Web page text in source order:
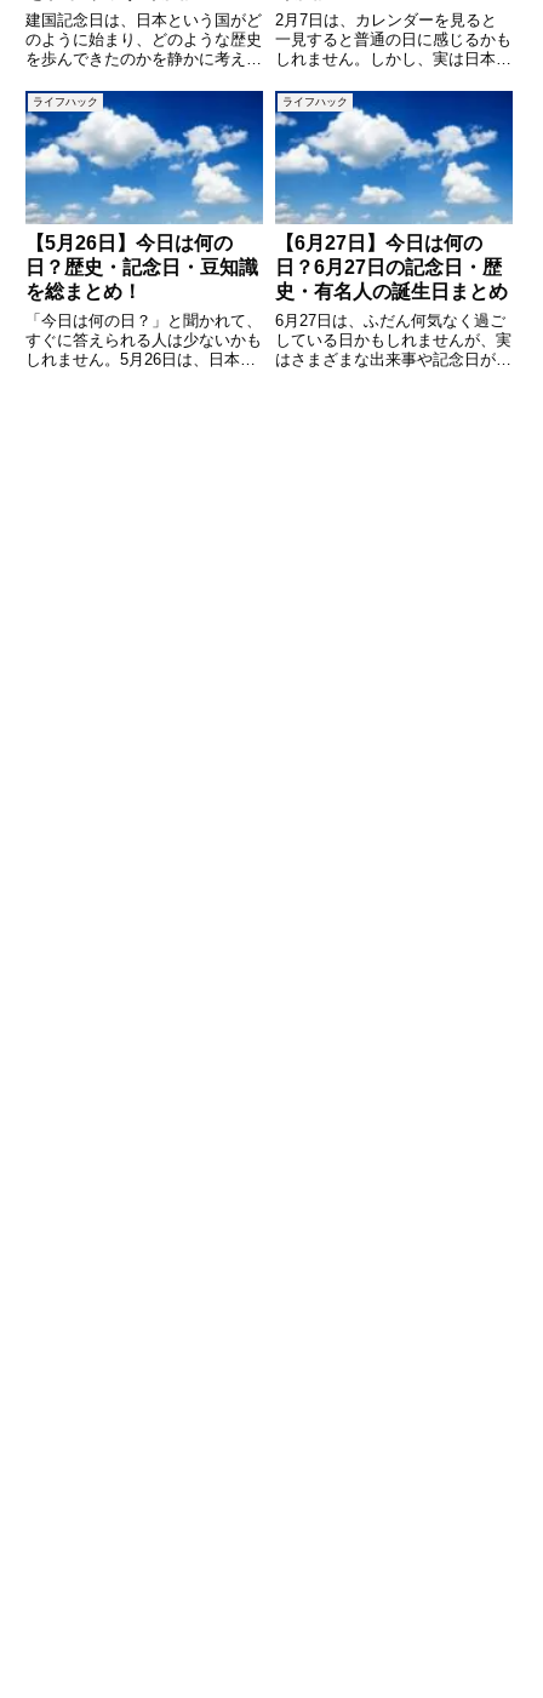
建国記念日は、日本という国がど
のように始まり、どのような歴史
を歩んできたのかを静かに考える
るこの日は、学校や会社が休みに
なることも多く、「なぜ祝日なの
か」「何をする日なのか」を深く
考えたことがない方も少なくあり
2月7日は、カレンダーを見ると
一見すると普通の日に感じるかも
しれません。しかし、実は日本に
や、暮らしや文化に関わる出来事
がいくつも重なっている日です。
特に国の歴史や領土問題に関する
記念日が制定されており、ニュー
ス
ライフハック
【5月26日】今日は何の
日？歴史・記念日・豆知識
を総まとめ！
「今日は何の日？」と聞かれて、
すぐに答えられる人は少ないかも
しれません。5月26日は、日本や
ライフハック
【6月27日】今日は何の
日？6月27日の記念日・歴
史・有名人の誕生日まとめ
6月27日は、ふだん何気なく過ご
している日かもしれませんが、実
はさまざまな出来事や記念日が詰